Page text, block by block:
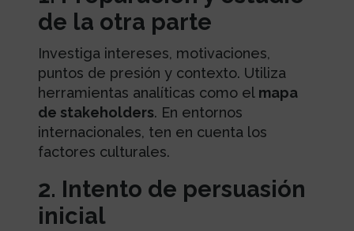
de la otra parte
Investiga intereses, motivaciones,
puntos de presión y contexto. Utiliza
herramientas analíticas como el mapa
de stakeholders. En entornos
internacionales, ten en cuenta los
factores culturales.
2. Intento de persuasión
inicial